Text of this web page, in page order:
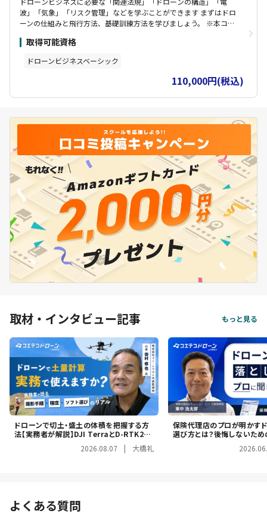
波」「気象」「リスク管理」などを学ぶことができます まずはドロ
ーンの仕組みと飛行方法、基礎訓練方法を学びましょう。 ※本コー
取得可能資格
ドローンビジネスベーシック
110,000円(税込)
取材・インタビュー記事 もっと見る
ドローンで切土・盛土の体積を把握する方
法【実務者が解説】DJI TerraとD-RTK2で
XYZ方向の誤差5cm以内を出す実務手順
2026.08.07 | 大橋礼
保険代理店のプロが明かす
選び方とは？後悔しないた
よくある質問